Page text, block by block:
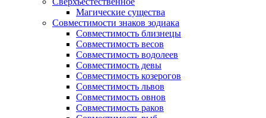
Магические существа
Совместимости знаков зодиака
Совместимость близнецы
Совместимость весов
Совместимость водолеев
Совместимость девы
Совместимость козерогов
Совместимость львов
Совместимость овнов
Совместимость раков